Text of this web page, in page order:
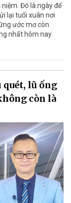
Đó là ngày để
lại tuổi xuân nơi
ước mơ còn
nhất hôm nay.
quét, lũ ống
còn là